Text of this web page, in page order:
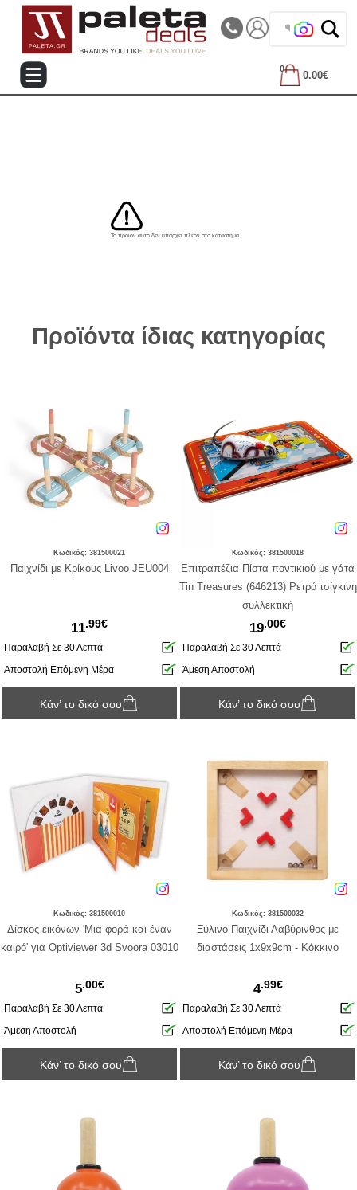
Τηλεφωνικές Παραγγελίες: 2105714144 |||
❤️ Β
0
0.00€
Το προϊόν αυτό δεν υπάρχει πλέον στο κατάστημα.
Προϊόντα ίδιας κατηγορίας
Κωδικός: 381500021
Παιχνίδι με Κρίκους Livoo JEU004
11.99€
Παραλαβή Σε 30 Λεπτά
Αποστολή Επόμενη Μέρα
Κάν’ το δικό σου
Κωδικός: 381500018
Επιτραπέζια Πίστα ποντικιού με γάτα
Tin Treasures (646213) Ρετρό τσίγκινη
συλλεκτική
19.00€
Παραλαβή Σε 30 Λεπτά
Άμεση Αποστολή
Κάν’ το δικό σου
Κωδικός: 381500010
Δίσκος εικόνων 'Μια φορά και έναν
καιρό' για Optiviewer 3d Svoora 03010
5.00€
Παραλαβή Σε 30 Λεπτά
Άμεση Αποστολή
Κάν’ το δικό σου
Κωδικός: 381500032
Ξύλινο Παιχνίδι Λαβύρινθος με
διαστάσεις 1x9x9cm - Kόκκινο
4.99€
Παραλαβή Σε 30 Λεπτά
Αποστολή Επόμενη Μέρα
Κάν’ το δικό σου